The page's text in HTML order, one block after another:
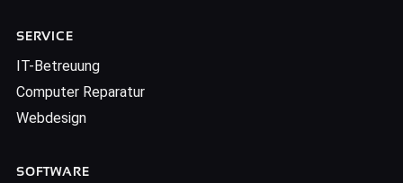
SERVICE
IT-Betreuung
Computer Reparatur
Webdesign
SOFTWARE